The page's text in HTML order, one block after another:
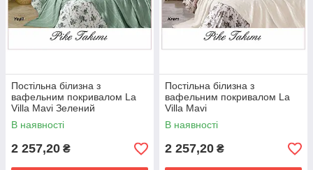
Постільна білизна з
вафельним покривалом La
Villa Mavi Зелений
В наявності
2 257,20 ₴
Постільна білизна з
вафельним покривалом La
Villa Mavi
В наявності
2 257,20 ₴